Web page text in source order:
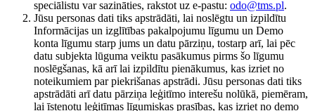
speciālistu var sazināties, rakstot uz e-pastu: odo@tms.pl.
Jūsu personas dati tiks apstrādāti, lai noslēgtu un izpildītu
Informācijas un izglītības pakalpojumu līgumu un Demo
konta līgumu starp jums un datu pārziņu, tostarp arī, lai pēc
datu subjekta lūguma veiktu pasākumus pirms šo līgumu
noslēgšanas, kā arī lai izpildītu pienākumus, kas izriet no
noteikumiem par piekrišanas apstrādi. Jūsu personas dati tiks
apstrādāti arī datu pārziņa leģitīmo interešu nolūkā, piemēram,
lai īstenotu leģitīmas līgumiskas prasības, kas izriet no demo